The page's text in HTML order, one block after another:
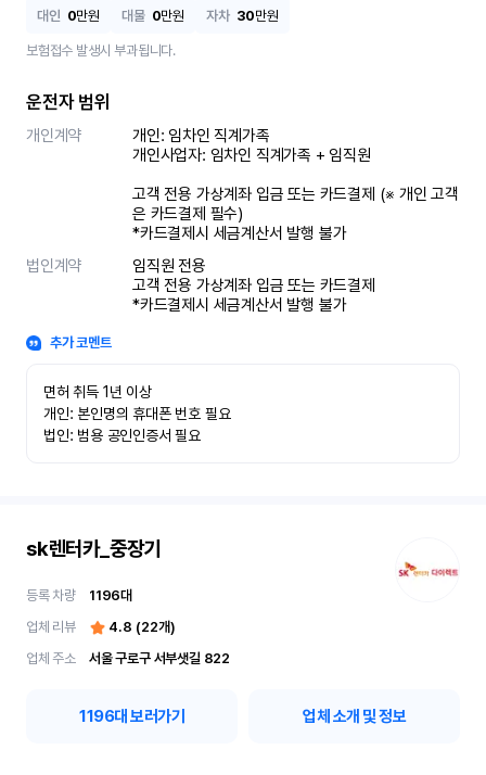
대인 0만원 대물 0만원 자차 30만원
보험접수 발생시 부과됩니다.
운전자 범위
개인계약
개인: 임차인 직계가족
개인사업자: 임차인 직계가족 + 임직원
고객 전용 가상계좌 입금 또는 카드결제 (※ 개인 고객
은 카드결제 필수)
*카드결제시 세금계산서 발행 불가
법인계약
임직원 전용
고객 전용 가상계좌 입금 또는 카드결제
*카드결제시 세금계산서 발행 불가
추가 코멘트
면허 취득 1년 이상
개인: 본인명의 휴대폰 번호 필요
법인: 범용 공인인증서 필요
sk렌터카_중장기
등록 차량 1196대
업체 리뷰
4.8 (22개)
업체 주소
서울 구로구 서부샛길 822
1196대 보러가기 업체 소개 및 정보